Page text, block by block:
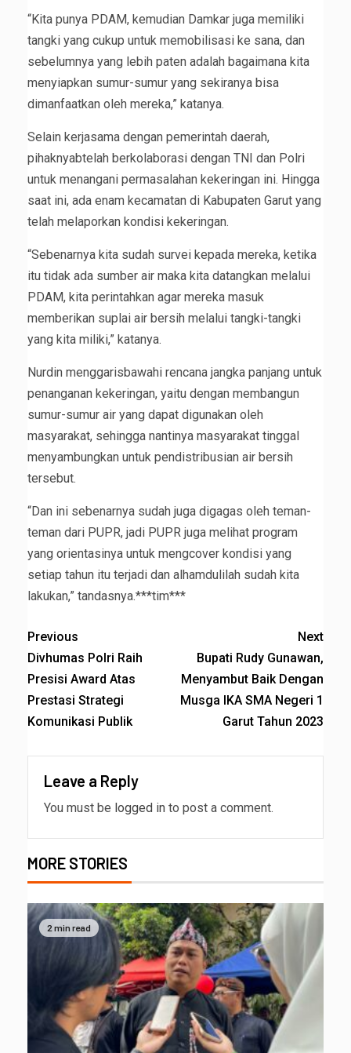
“Kita punya PDAM, kemudian Damkar juga memiliki
tangki yang cukup untuk memobilisasi ke sana, dan
sebelumnya yang lebih paten adalah bagaimana kita
menyiapkan sumur-sumur yang sekiranya bisa
dimanfaatkan oleh mereka,” katanya.
Selain kerjasama dengan pemerintah daerah,
pihaknyabtelah berkolaborasi dengan TNI dan Polri
untuk menangani permasalahan kekeringan ini. Hingga
saat ini, ada enam kecamatan di Kabupaten Garut yang
telah melaporkan kondisi kekeringan.
“Sebenarnya kita sudah survei kepada mereka, ketika
itu tidak ada sumber air maka kita datangkan melalui
PDAM, kita perintahkan agar mereka masuk
memberikan suplai air bersih melalui tangki-tangki
yang kita miliki,” katanya.
Nurdin menggarisbawahi rencana jangka panjang untuk
penanganan kekeringan, yaitu dengan membangun
sumur-sumur air yang dapat digunakan oleh
masyarakat, sehingga nantinya masyarakat tinggal
menyambungkan untuk pendistribusian air bersih
tersebut.
“Dan ini sebenarnya sudah juga digagas oleh teman-
teman dari PUPR, jadi PUPR juga melihat program
yang orientasinya untuk mengcover kondisi yang
setiap tahun itu terjadi dan alhamdulilah sudah kita
lakukan,” tandasnya.***tim***
Previous
Divhumas Polri Raih
Presisi Award Atas
Prestasi Strategi
Komunikasi Publik
Next
Bupati Rudy Gunawan,
Menyambut Baik Dengan
Musga IKA SMA Negeri 1
Garut Tahun 2023
Leave a Reply
You must be logged in to post a comment.
MORE STORIES
2 min read